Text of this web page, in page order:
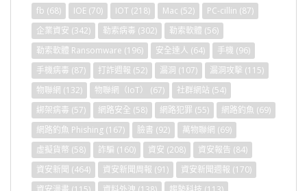
fb (68) IOE (70) IOT (218) Mac (52) PC-cillin (87)
企業資安 (342) 勒索病毒 (302) 勒索軟體 (56)
勒索軟體 Ransomware (196) 安全達人 (64) 手機 (96)
手機病毒 (87) 打詐週報 (52) 漏洞 (107) 漏洞攻擊 (115)
物聯網 (132) 物聯網（IoT） (67) 社群網站 (54)
綁架病毒 (57) 網路安全 (58) 網路犯罪 (55) 網路釣魚 (69)
網路釣魚 Phishing (167) 臉書 (92) 萬物聯網 (69)
虛擬貨幣 (58) 詐騙 (160) 資安 (208) 資安報告 (84)
資安新聞 (464) 資安新聞周報 (91) 資安新聞週報 (170)